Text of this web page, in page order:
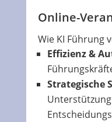
Online-
Wie KI Führung
Effizienz &
Strategische